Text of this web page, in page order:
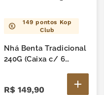
149 pontos Kop
Club
Nhá Benta Tradicional
240G (Caixa c/ 6
R$ 149,90